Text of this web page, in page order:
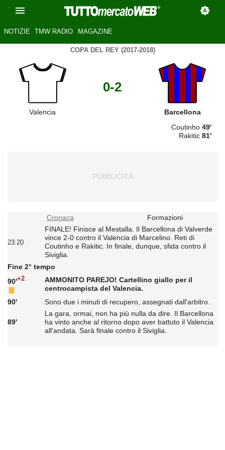
NOTIZIE TMW RADIO MAGAZINE
COPA DEL REY (2017-2018)
Valencia
0-2
Barcellona
Coutinho 49'
Rakitic 81'
Cronaca Formazioni
23:20
FINALE! Finisce al Mestalla. Il Barcellona di Valverde
vince 2-0 contro il Valencia di Marcelino. Reti di
Coutinho e Rakitic. In finale, dunque, sfida contro il
Siviglia.
Fine 2° tempo
90'+2
AMMONITO PAREJO! Cartellino giallo per il
centrocampista del Valencia.
90'
Sono due i minuti di recupero, assegnati dall'arbitro.
89'
La gara, ormai, non ha più nulla da dire. Il Barcellona
ha vinto anche al ritorno dopo aver battuto il Valencia
all'andata. Sarà finale contro il Siviglia.